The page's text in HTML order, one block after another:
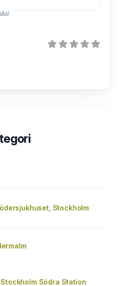
Stockholm
Södra Station